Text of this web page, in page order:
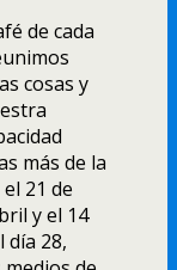
de cada
cosas y
más de la
21 de
y el 14
dí­a 28,